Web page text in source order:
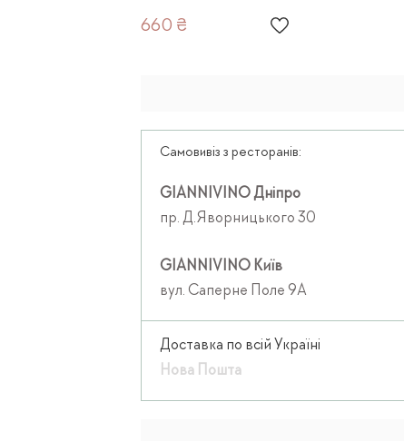
660 ₴
Самовивіз з ресторанів:
GIANNIVINO Дніпро
пр. Д.Яворницького 30
GIANNIVINO Київ
вул. Саперне Поле 9А
Доставка по всій Україні
Нова Пошта